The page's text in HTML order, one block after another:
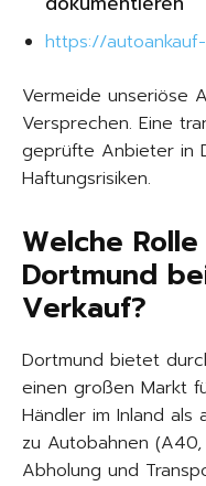
https://
Vermeide unseriöse
Versprechen. Eine
geprüfte Anbieter in
Haftungsrisiken.
Welche
Dortmund
Verkauf?
Dortmund bietet
einen großen Markt
Händler im Inland als
zu Autobahnen
Abholung und